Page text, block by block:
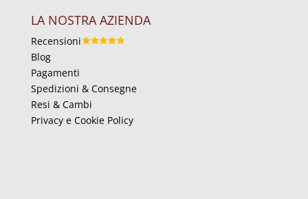
LA NOSTRA AZIENDA
Recensioni
Blog
Pagamenti
Spedizioni & Consegne
Resi & Cambi
Privacy e Cookie Policy